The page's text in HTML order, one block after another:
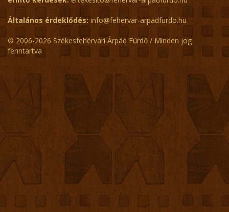
Általános érdeklődés: info@fehervar-arpadfurdo.hu
© 2006-2026 Székesfehérvári Árpád Fürdő / Minden jog
fenntartva